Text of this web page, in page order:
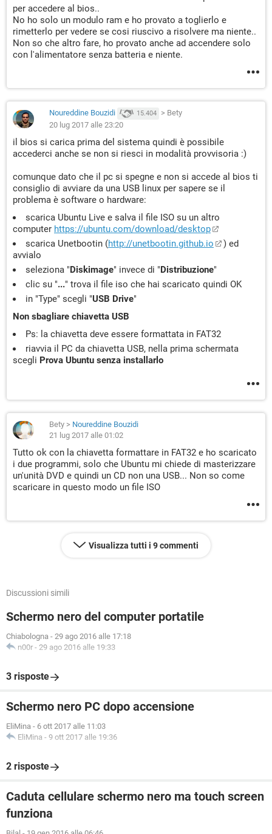
per accedere al bios..
No ho solo un modulo ram e ho provato a toglierlo e
rimetterlo per vedere se cosi riuscivo a risolvere ma niente..
Non so che altro fare, ho provato anche ad accendere solo
con l'alimentatore senza batteria e niente.
Noureddine Bouzidi 15.404 > Bety
20 lug 2017 alle 23:20
il bios si carica prima del sistema quindi è possibile
accederci anche se non si riesci in modalità provvisoria :)
comunque dato che il pc si spegne e non si accede al bios ti
consiglio di avviare da una USB linux per sapere se il
problema è software o hardware:
scarica Ubuntu Live e salva il file ISO su un altro
computer https://ubuntu.com/download/desktop
scarica Unetbootin (http://unetbootin.github.io
) ed
avvialo
seleziona "Diskimage" invece di "Distribuzione"
clic su "..." trova il file iso che hai scaricato quindi OK
in "Type" scegli "USB Drive"
Non sbagliare chiavetta USB
Ps: la chiavetta deve essere formattata in FAT32
riavvia il PC da chiavetta USB, nella prima schermata
scegli Prova Ubuntu senza installarlo
Bety > Noureddine Bouzidi
21 lug 2017 alle 01:02
Tutto ok con la chiavetta formattare in FAT32 e ho scaricato
i due programmi, solo che Ubuntu mi chiede di masterizzare
un'unità DVD e quindi un CD non una USB... Non so come
scaricare in questo modo un file ISO
Visualizza tutti i 9 commenti
Discussioni simili
Schermo nero del computer portatile
Chiabologna - 29 ago 2016 alle 17:18
n00r - 29 ago 2016 alle 19:33
3 risposte
Schermo nero PC dopo accensione
EliMina - 6 ott 2017 alle 11:03
EliMina - 9 ott 2017 alle 19:36
2 risposte
Caduta cellulare schermo nero ma touch screen
funziona